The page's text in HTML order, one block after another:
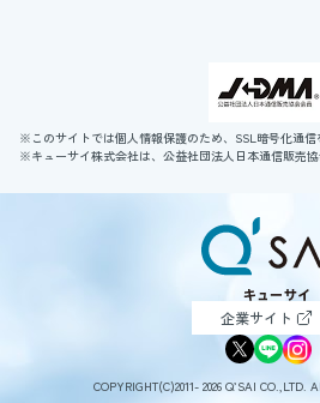
※このサイトでは個人情報保護のため、SSL暗号化通信
※キューサイ株式会社は、公益社団法人日本通信販売協
企業サイト
COPYRIGHT(C)2011- 2026 Q’SAI CO.,LTD.